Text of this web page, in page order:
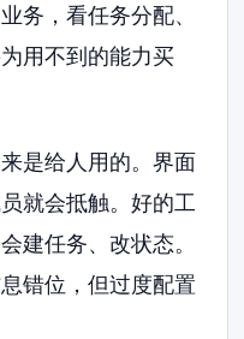
务，看任务分配、
用不到的能力买
是给人用的。界面
就会抵触。好的工
建任务、改状态。
错位，但过度配置